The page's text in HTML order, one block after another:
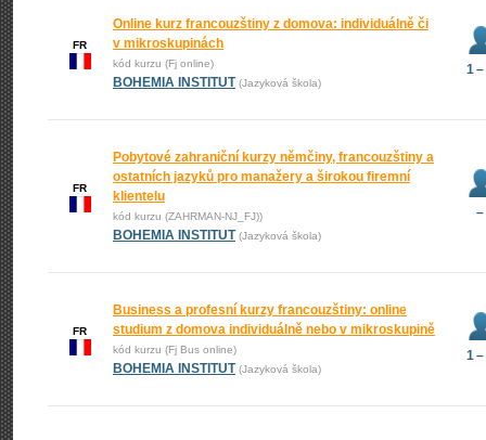
FR
Online kurz francouzštiny z domova: individuálně či
v mikroskupinách
kód kurzu (Fj online)
BOHEMIA INSTITUT (Jazyková škola)
1
FR
Pobytové zahraniční kurzy němčiny, francouzštiny a
ostatních jazyků pro manažery a širokou firemní
klientelu
kód kurzu (ZAHRMAN-NJ_FJ))
BOHEMIA INSTITUT (Jazyková škola)
–
FR
Business a profesní kurzy francouzštiny: online
studium z domova individuálně nebo v mikroskupině
kód kurzu (Fj Bus online)
BOHEMIA INSTITUT (Jazyková škola)
1